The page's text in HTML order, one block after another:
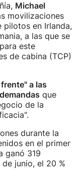
Michael
movilizaciones
en Irlanda,
a las que se
este
de cabina (TCP)
a las
que
de la
durante la
en el primer
ganó 319
junio, el 20 %